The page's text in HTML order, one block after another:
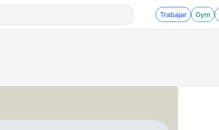
Trabajar Gym